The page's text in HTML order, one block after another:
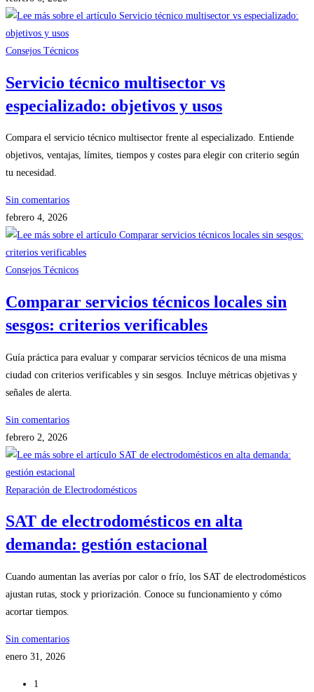
Consejos Técnicos
Servicio técnico multisector vs
especializado: objetivos y usos
Compara el servicio técnico multisector frente al especializado. Entiende
objetivos, ventajas, límites, tiempos y costes para elegir con criterio según
tu necesidad.
Sin comentarios
febrero 4, 2026
Consejos Técnicos
Comparar servicios técnicos locales sin
sesgos: criterios verificables
Guía práctica para evaluar y comparar servicios técnicos de una misma
ciudad con criterios verificables y sin sesgos. Incluye métricas objetivas y
señales de alerta.
Sin comentarios
febrero 2, 2026
Reparación de Electrodomésticos
SAT de electrodomésticos en alta
demanda: gestión estacional
Cuando aumentan las averías por calor o frío, los SAT de electrodomésticos
ajustan rutas, stock y priorización. Conoce su funcionamiento y cómo
acortar tiempos.
Sin comentarios
enero 31, 2026
1